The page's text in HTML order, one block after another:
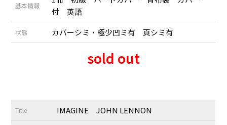
基本情報
付 英語
状態 カバーシミ・極少凹ミ有 頁シミ有
sold out
Title IMAGINE JOHN LENNON